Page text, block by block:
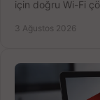
için doğru Wi-Fi
3 Ağustos 2026